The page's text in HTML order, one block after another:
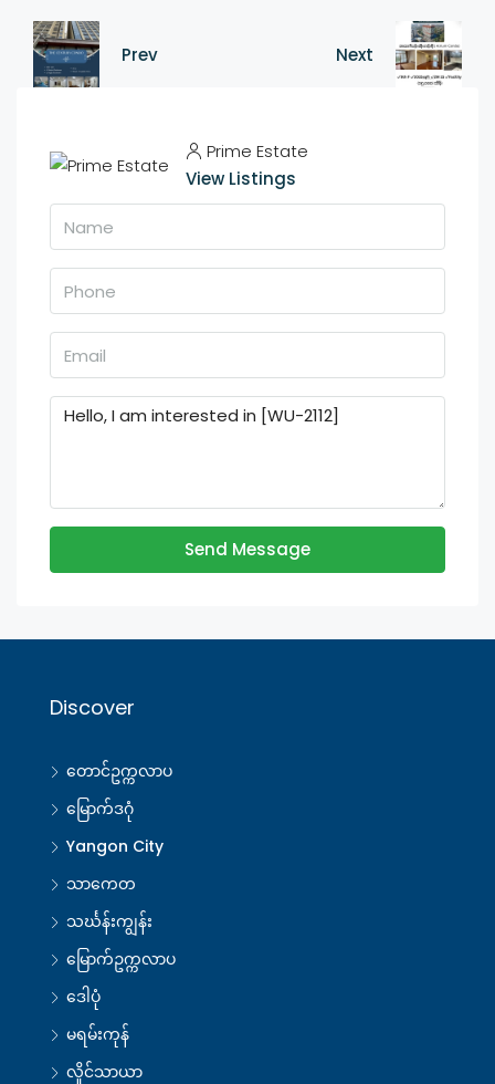
Prev Next
Prime Estate
View Listings
Send Message
Discover
တောင်ဥက္ကလာပ
မြောက်ဒဂုံ
Yangon City
သာကေတ
သင်္ဃန်းကျွန်း
မြောက်ဥက္ကလာပ
ဒေါပုံ
မရမ်းကုန်
လှိုင်သာယာ